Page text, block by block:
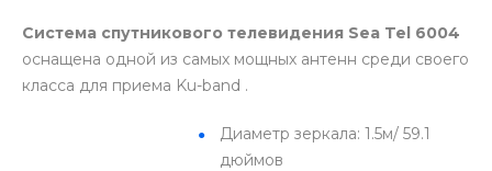
Система спутникового телевидения Sea Tel 6004
оснащена одной из самых мощных антенн среди своего
класса для приема Ku-band .
Диаметр зеркала: 1.5м/ 59.1
дюймов